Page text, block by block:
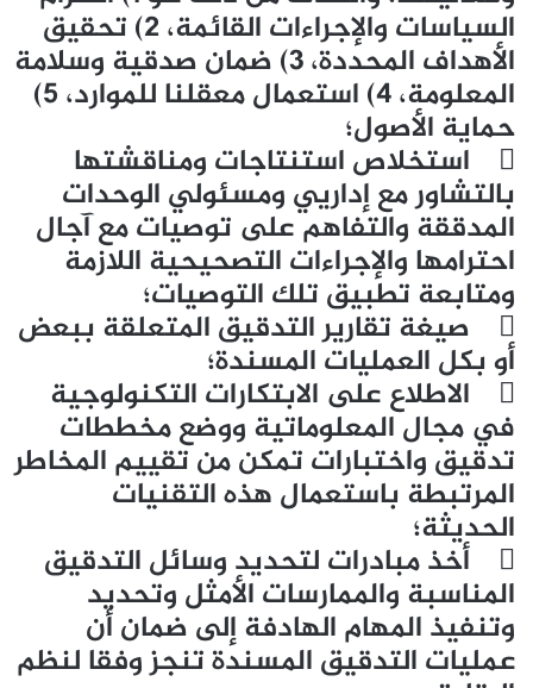
السياسات والإجراءات القائمة، 2) تحقيق
الأهداف المحددة، 3) ضمان صدقية وسلامة
المعلومة، 4) استعمال معقلنا للموارد، 5)
حماية الأصول؛
 استخلاص استنتاجات ومناقشتها
بالتشاور مع إداريي ومسئولي الوحدات
المدققة والتفاهم على توصيات مع آجال
احترامها والإجراءات التصحيحية اللازمة
ومتابعة تطبيق تلك التوصيات؛
 صيغة تقارير التدقيق المتعلقة ببعض
أو بكل العمليات المسندة؛
 الاطلاع على الابتكارات التكنولوجية
في مجال المعلوماتية ووضع مخططات
تدقيق واختبارات تمكن من تقييم المخاطر
المرتبطة باستعمال هذه التقنيات
الحديثة؛
 أخذ مبادرات لتحديد وسائل التدقيق
المناسبة والممارسات الأمثل وتحديد
وتنفيذ المهام الهادفة إلى ضمان أن
عمليات التدقيق المسندة تنجز وفقا لنظم